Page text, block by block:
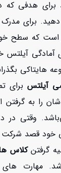
برای هدفی که
برای
است که سطح
آمادگی آیلتس
هایتاکی
آیلتس برای
را به
وقتی
خود قصد شرکت
گرفتنکلاس
مهارت های